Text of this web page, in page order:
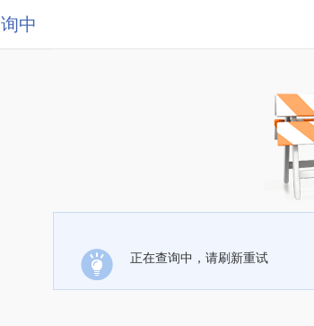
中
正在查询中，请刷新重试